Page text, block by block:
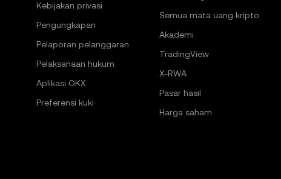
Kebijakan privasi
Pengungkapan
Pelaporan pelanggaran
Pelaksanaan hukum
Aplikasi OKX
Preferensi kuki
Semua mata uang kripto
Akademi
TradingView
X-RWA
Pasar hasil
Harga saham